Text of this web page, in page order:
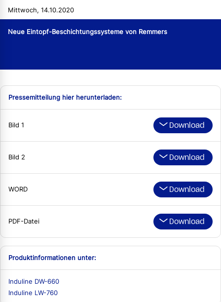
Mittwoch, 14.10.2020
Neue Eintopf-Beschichtungssysteme von Remmers
Pressemitteilung hier herunterladen:
Bild 1 Download
Bild 2 Download
WORD Download
PDF-Datei Download
Produktinformationen unter:
Induline DW-660
Induline LW-760